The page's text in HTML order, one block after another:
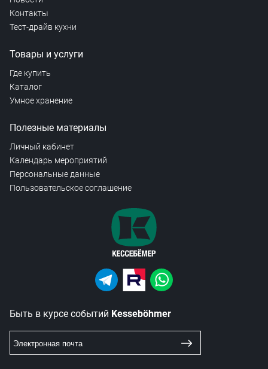
Контакты
Тест-драйв кухни
Товары и услуги
Где купить
Каталог
Умное хранение
Полезные материалы
Личный кабинет
Календарь мероприятий
Персональные данные
Пользовательское соглашение
Быть в курсе событий Kesseböhmer